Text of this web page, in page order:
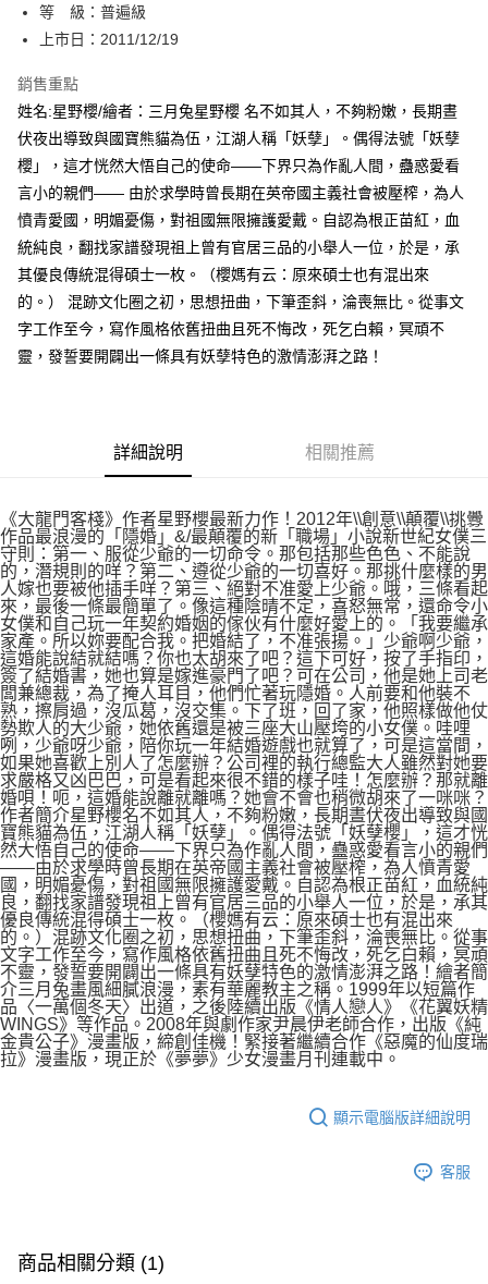
１．於結帳方式選擇「AFTEE先享後付」後，將跳轉至「AFTEE先享後付」
結帳頁面，進行簡訊認證並確認金額後，即可完成結帳。
２．訂單成立數日內，您將收到繳費通知簡訊。
ATM／網路銀行／等多元方式進行付款，方視為交易完成。
※ 請注意：結帳手續完成當下不需立刻繳費，但若您需要取消訂單，請聯絡
購買商品的店家。未經商家同意取消之訂單仍視為有效，需透過AFTEE先享
後付繳納相關費用。
※ 交易是否成功請以「AFTEE先享後付 」之結帳頁面顯示為準，若有關於
是否繳費成功／繳費後需取消欲退款等相關疑問，請聯繫「AFTEE先享後付
【注意事項】
１．透過由恩沛科技股份有限公司提供之「AFTEE先享後付」服務完成之交
易，需依本服務之必要範圍內提供個人資料，並將交易相關給付款項請求債
權轉讓予恩沛科技股份有限公司。
２．關於個人資料處理事宜，請瀏覽以下網址：
３．未成年的使用者請事先徵得法定代理人或監護人之同意方可使用
時審查核予不同之上限額度；若仍有額度不足之情形，本公司將視審查結果
請求用戶進行身份認證。
５．嚴禁一人註冊多個帳號或使用他人資訊註冊。若發現惡意使用之情形，
付款後全家取貨
每筆NT$80，滿NT$500(含以上)免運費
付款後萊爾富取貨
每筆NT$80，滿NT$500(含以上)免運費
7-11取貨付款
每筆NT$80，滿NT$500(含以上)免運費
付款後7-11取貨
每筆NT$80，滿NT$500(含以上)免運費
等 級：普遍級
上市日：2011/12/19
銷售重點
姓名:星野櫻/繪者：三月兔星野櫻 名不如其人，不夠粉嫩，長期晝
伏夜出導致與國寶熊貓為伍，江湖人稱「妖孽」。偶得法號「妖孽
櫻」，這才恍然大悟自己的使命——下界只為作亂人間，蠱惑愛看
言小的親們—— 由於求學時曾長期在英帝國主義社會被壓榨，為人
憤青愛國，明媚憂傷，對祖國無限擁護愛戴。自認為根正苗紅，血
統純良，翻找家譜發現祖上曾有官居三品的小舉人一位，於是，承
其優良傳統混得碩士一枚。（櫻媽有云：原來碩士也有混出來
的。） 混跡文化圈之初，思想扭曲，下筆歪斜，淪喪無比。從事文
字工作至今，寫作風格依舊扭曲且死不悔改，死乞白賴，冥頑不
靈，發誓要開闢出一條具有妖孽特色的激情澎湃之路！
詳細說明 相關推薦
《大龍門客棧》作者星野櫻最新力作！2012年\\創意\\顛覆\\挑釁
作品最浪漫的「隱婚」&/最顛覆的新「職場」小說新世紀女僕三
守則：第一、服從少爺的一切命令。那包括那些色色、不能說
的，潛規則的咩？第二、遵從少爺的一切喜好。那挑什麼樣的男
人嫁也要被他插手咩？第三、絕對不准愛上少爺。哦，三條看起
來，最後一條最簡單了。像這種陰晴不定，喜怒無常，還命令小
女僕和自己玩一年契約婚姻的傢伙有什麼好愛上的。「我要繼承
家產。所以妳要配合我。把婚結了，不准張揚。」少爺啊少爺，
這婚能說結就結嗎？你也太胡來了吧？這下可好，按了手指印，
簽了結婚書，她也算是嫁進豪門了吧？可在公司，他是她上司老
闆兼總裁，為了掩人耳目，他們忙著玩隱婚。人前要和他裝不
熟，擦肩過，沒瓜葛，沒交集。下了班，回了家，他照樣做他仗
勢欺人的大少爺，她依舊還是被三座大山壓垮的小女僕。哇哩
咧，少爺呀少爺，陪你玩一年結婚遊戲也就算了，可是這當間，
如果她喜歡上別人了怎麼辦？公司裡的執行總監大人雖然對她要
求嚴格又凶巴巴，可是看起來很不錯的樣子哇！怎麼辦？那就離
婚唄！呃，這婚能說離就離嗎？她會不會也稍微胡來了一咪咪？
作者簡介星野櫻名不如其人，不夠粉嫩，長期晝伏夜出導致與國
寶熊貓為伍，江湖人稱「妖孽」。偶得法號「妖孽櫻」，這才恍
然大悟自己的使命——下界只為作亂人間，蠱惑愛看言小的親們
——由於求學時曾長期在英帝國主義社會被壓榨，為人憤青愛
國，明媚憂傷，對祖國無限擁護愛戴。自認為根正苗紅，血統純
良，翻找家譜發現祖上曾有官居三品的小舉人一位，於是，承其
優良傳統混得碩士一枚。（櫻媽有云：原來碩士也有混出來
的。）混跡文化圈之初，思想扭曲，下筆歪斜，淪喪無比。從事
文字工作至今，寫作風格依舊扭曲且死不悔改，死乞白賴，冥頑
不靈，發誓要開闢出一條具有妖孽特色的激情澎湃之路！繪者簡
介三月兔畫風細膩浪漫，素有華麗教主之稱。1999年以短篇作
品〈一萬個冬天〉出道，之後陸續出版《情人戀人》《花翼妖精
WINGS》等作品。2008年與劇作家尹晨伊老師合作，出版《純
金貴公子》漫畫版，締創佳機！緊接著繼續合作《惡魔的仙度瑞
拉》漫畫版，現正於《夢夢》少女漫畫月刊連載中。
顯示電腦版詳細說明
客服
商品相關分類 (1)